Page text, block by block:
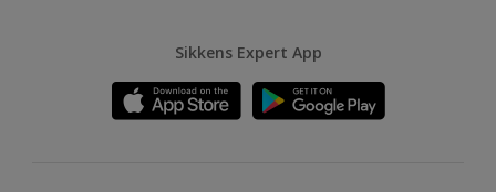
Sikkens Expert App